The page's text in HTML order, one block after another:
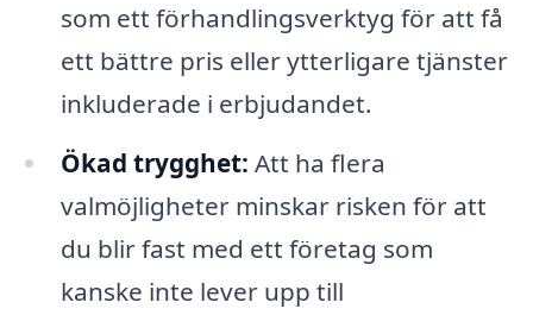
som ett förhandlingsverktyg för att få
ett bättre pris eller ytterligare tjänster
inkluderade i erbjudandet.
Ökad trygghet: Att ha flera
valmöjligheter minskar risken för att
du blir fast med ett företag som
kanske inte lever upp till